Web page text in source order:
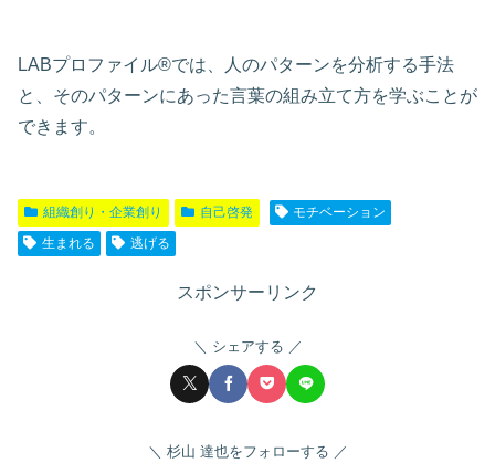
LABプロファイル®では、人のパターンを分析する手法
と、そのパターンにあった言葉の組み立て方を学ぶことが
できます。
組織創り・企業創り 自己啓発
モチベーション
生まれる
逃げる
スポンサーリンク
シェアする
杉山 達也をフォローする